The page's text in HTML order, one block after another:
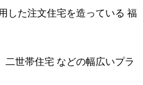
した注文住宅を造っている 福
二世帯住宅 などの幅広いプラ